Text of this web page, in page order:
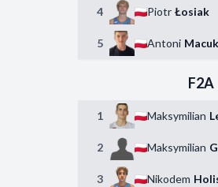
4 Piotr Łosiak
5 Antoni Macuk
F2A
1 Maksymilian
2 Maksymilian
3 Nikodem